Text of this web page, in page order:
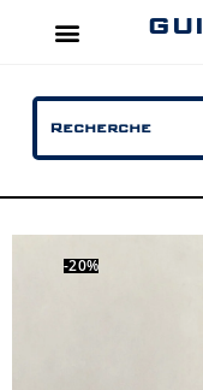
-20%